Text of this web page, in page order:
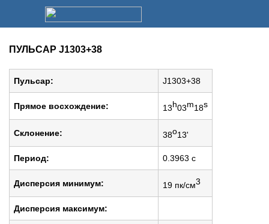
ПУЛЬСАР J1303+38
Пульсар: J1303+38
Прямое восхождение: 13h03m18s
Cклонение: 38o13'
Период: 0.3963 c
Дисперсия минимум: 19 пк/см3
Дисперсия максимум: